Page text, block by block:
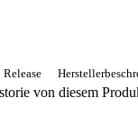
Release
von diesem